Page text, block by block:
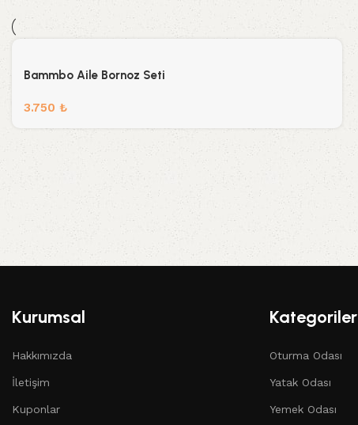
Bammbo Aile Bornoz Seti
3.750 ₺
Kurumsal
Hakkımızda
İletişim
Kuponlar
Kategoriler
Oturma Odası
Yatak Odası
Yemek Odası